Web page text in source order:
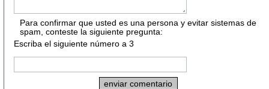
Para confirmar que usted es una persona y evitar sistemas de
spam, conteste la siguiente pregunta:
Escriba el siguiente número a 3